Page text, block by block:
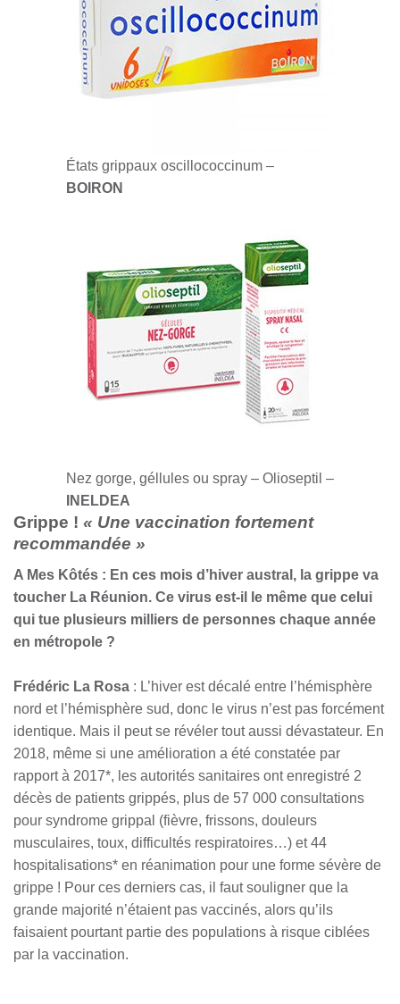
États grippaux oscillococcinum –
BOIRON
Nez gorge, géllules ou spray – Olioseptil –
INELDEA
Grippe ! « Une vaccination fortement
recommandée »
A Mes Kôtés : En ces mois d’hiver austral, la grippe va
toucher La Réunion. Ce virus est-il le même que celui
qui tue plusieurs milliers de personnes chaque année
en métropole ?
Frédéric La Rosa : L’hiver est décalé entre l’hémisphère
nord et l’hémisphère sud, donc le virus n’est pas forcément
identique. Mais il peut se révéler tout aussi dévastateur. En
2018, même si une amélioration a été constatée par
rapport à 2017*, les autorités sanitaires ont enregistré 2
décès de patients grippés, plus de 57 000 consultations
pour syndrome grippal (fièvre, frissons, douleurs
musculaires, toux, difficultés respiratoires…) et 44
hospitalisations* en réanimation pour une forme sévère de
grippe ! Pour ces derniers cas, il faut souligner que la
grande majorité n’étaient pas vaccinés, alors qu’ils
faisaient pourtant partie des populations à risque ciblées
par la vaccination.